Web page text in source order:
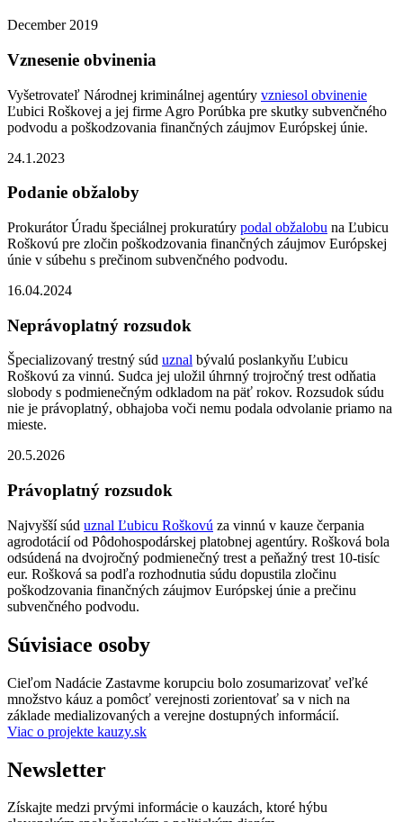
December 2019
Vznesenie obvinenia
Vyšetrovateľ Národnej kriminálnej agentúry vzniesol obvinenie
Ľubici Roškovej a jej firme Agro Porúbka pre skutky subvenčného
podvodu a poškodzovania finančných záujmov Európskej únie.
24.1.2023
Podanie obžaloby
Prokurátor Úradu špeciálnej prokuratúry podal obžalobu na Ľubicu
Roškovú pre zločin poškodzovania finančných záujmov Európskej
únie v súbehu s prečinom subvenčného podvodu.
16.04.2024
Neprávoplatný rozsudok
Špecializovaný trestný súd uznal bývalú poslankyňu Ľubicu
Roškovú za vinnú. Sudca jej uložil úhrnný trojročný trest odňatia
slobody s podmienečným odkladom na päť rokov. Rozsudok súdu
nie je právoplatný, obhajoba voči nemu podala odvolanie priamo na
mieste.
20.5.2026
Právoplatný rozsudok
Najvyšší súd uznal Ľubicu Roškovú za vinnú v kauze čerpania
agrodotácií od Pôdohospodárskej platobnej agentúry. Rošková bola
odsúdená na dvojročný podmienečný trest a peňažný trest 10-tisíc
eur. Rošková sa podľa rozhodnutia súdu dopustila zločinu
poškodzovania finančných záujmov Európskej únie a prečinu
subvenčného podvodu.
Súvisiace osoby
Cieľom Nadácie Zastavme korupciu bolo zosumarizovať veľké
množstvo káuz a pomôcť verejnosti zorientovať sa v nich na
základe medializovaných a verejne dostupných informácií.
Viac o projekte kauzy.sk
Newsletter
Získajte medzi prvými informácie o kauzách, ktoré hýbu